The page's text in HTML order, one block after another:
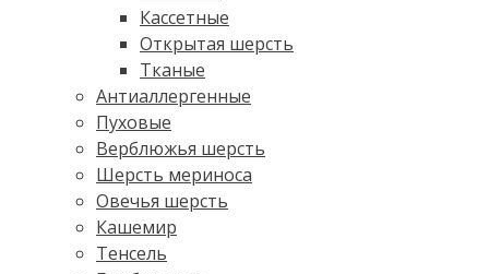
Кассетные
Открытая шерсть
Тканые
Антиаллергенные
Пуховые
Верблюжья шерсть
Шерсть мериноса
Овечья шерсть
Кашемир
Тенсель